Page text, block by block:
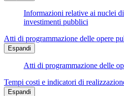
Informazioni relative ai nuclei
investimenti pubblici
Atti di programmazione delle opere
Espandi
Atti di programmazione delle
Tempi costi e indicatori di
Espandi